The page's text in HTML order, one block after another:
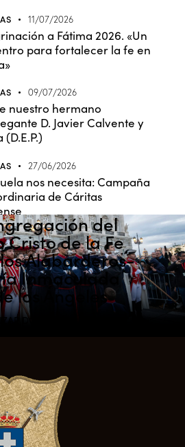
11/07/2026
a Fátima 2026. «Un
para fortalecer la fe en
09/07/2026
nuestro hermano
D. Javier Calvente y
27/06/2026
nos necesita: Campaña
de Cáritas
del
Cristo de la Fe
Alabarderos-
Inmaculada
los Ángeles
DONACIÓN